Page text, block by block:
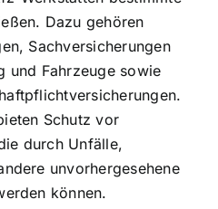
Dazu gehören
Sachversicherungen
und Fahrzeuge sowie
Schutz vor
durch Unfälle,
unvorhergesehene
können.